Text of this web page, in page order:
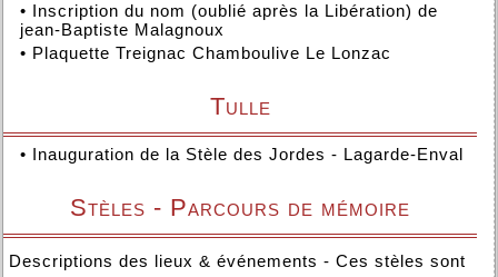
• Inscription du nom (oublié après la Libération) de
jean-Baptiste Malagnoux
• Plaquette Treignac Chamboulive Le Lonzac
Tulle
• Inauguration de la Stèle des Jordes - Lagarde-Enval
Stèles - Parcours de mémoire
Descriptions des lieux & événements - Ces stèles sont